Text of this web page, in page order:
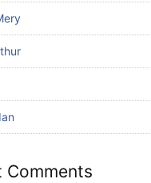
Comments